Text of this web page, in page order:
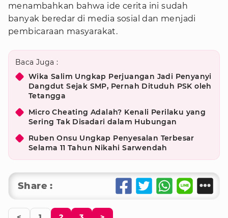
menambahkan bahwa ide cerita ini sudah
banyak beredar di media sosial dan menjadi
pembicaraan masyarakat.
Baca Juga :
Wika Salim Ungkap Perjuangan Jadi Penyanyi
Dangdut Sejak SMP, Pernah Dituduh PSK oleh
Tetangga
Micro Cheating Adalah? Kenali Perilaku yang
Sering Tak Disadari dalam Hubungan
Ruben Onsu Ungkap Penyesalan Terbesar
Selama 11 Tahun Nikahi Sarwendah
Share :